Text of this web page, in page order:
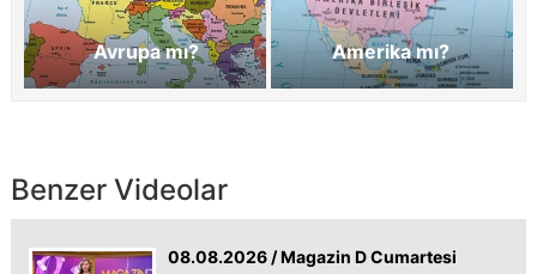
Avrupa mı? Amerika mı?
Benzer Videolar
08.08.2026 / Magazin D Cumartesi